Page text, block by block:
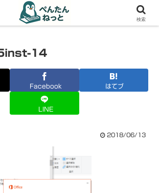
PCやガジェットの備忘録
14
Facebook はてブ
LINE
2018/06/13
検索